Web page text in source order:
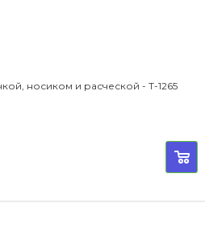
носиком и расческой - T-1265